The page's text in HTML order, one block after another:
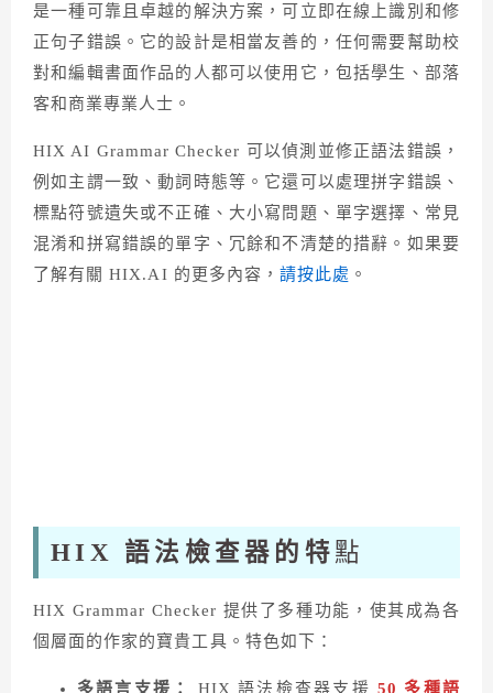
是一種可靠且卓越的解決方案，可立即在線上識別和修
正句子錯誤。它的設計是相當友善的，任何需要幫助校
對和編輯書面作品的人都可以使用它，包括學生、部落
客和商業專業人士。
HIX AI Grammar Checker 可以偵測並修正語法錯誤，
例如主謂一致、動詞時態等。它還可以處理拼字錯誤、
標點符號遺失或不正確、大小寫問題、單字選擇、常見
混淆和拼寫錯誤的單字、冗餘和不清楚的措辭。如果要
了解有關 HIX.AI 的更多內容， 請按此處 。
HIX 語法檢查器的特 點
HIX Grammar Checker 提供了多種功能，使其成為各
個層面的作家的寶貴工具。特色如下：
多語言支援： HIX 語法檢查器支援 50 多種語